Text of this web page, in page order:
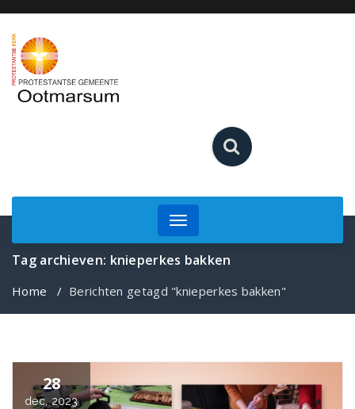
Ga
naar
de
inhoud
Toggle
navigation
Tag archieven: knieperkes bakken
Home / Berichten getagd "knieperkes bakken"
28
dec, 2023